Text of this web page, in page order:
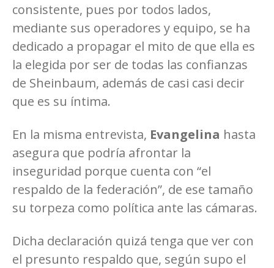
consistente, pues por todos lados,
mediante sus operadores y equipo, se ha
dedicado a propagar el mito de que ella es
la elegida por ser de todas las confianzas
de Sheinbaum, además de casi casi decir
que es su íntima.
En la misma entrevista, Evangelina hasta
asegura que podría afrontar la
inseguridad porque cuenta con “el
respaldo de la federación”, de ese tamaño
su torpeza como política ante las cámaras.
Dicha declaración quizá tenga que ver con
el presunto respaldo que, según supo el